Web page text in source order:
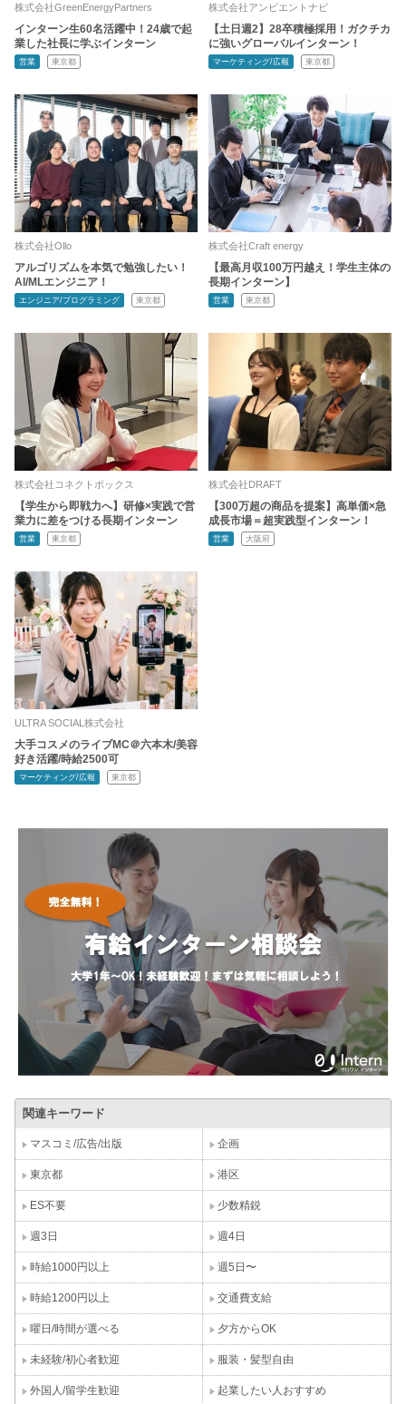
株式会社GreenEnergyPartners
インターン生60名活躍中！24歳で起
業した社長に学ぶインターン
営業 東京都
株式会社アンビエントナビ
【土日週2】28卒積極採用！ガクチカ
に強いグローバルインターン！
マーケティング/広報 東京都
株式会社Ollo
アルゴリズムを本気で勉強したい！
AI/MLエンジニア！
エンジニア/プログラミング 東京都
株式会社Craft energy
【最高月収100万円越え！学生主体の
長期インターン】
営業 東京都
株式会社コネクトボックス
【学生から即戦力へ】研修×実践で営
業力に差をつける長期インターン
営業 東京都
株式会社DRAFT
【300万超の商品を提案】高単価×急
成長市場＝超実践型インターン！
営業 大阪府
ULTRA SOCIAL株式会社
大手コスメのライブMC＠六本木/美容
好き活躍/時給2500可
マーケティング/広報 東京都
関連キーワード
マスコミ/広告/出版 企画
東京都 港区
ES不要 少数精鋭
週3日 週4日
時給1000円以上 週5日〜
時給1200円以上 交通費支給
曜日/時間が選べる 夕方からOK
未経験/初心者歓迎 服装・髪型自由
外国人/留学生歓迎 起業したい人おすすめ